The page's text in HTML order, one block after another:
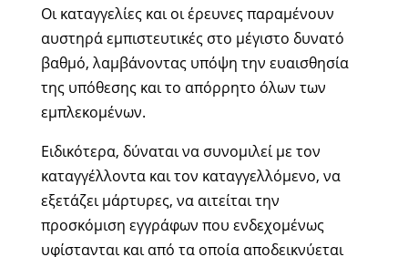
Οι καταγγελίες και οι έρευνες παραμένουν
αυστηρά εμπιστευτικές στο μέγιστο δυνατό
βαθμό, λαμβάνοντας υπόψη την ευαισθησία
της υπόθεσης και το απόρρητο όλων των
εμπλεκομένων.
Ειδικότερα, δύναται να συνομιλεί με τον
καταγγέλλοντα και τον καταγγελλόμενο, να
εξετάζει μάρτυρες, να αιτείται την
προσκόμιση εγγράφων που ενδεχομένως
υφίστανται και από τα οποία αποδεικνύεται